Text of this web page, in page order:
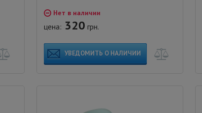
Нет в наличии
цена: 320 грн.
УВЕДОМИТЬ О НАЛИЧИИ